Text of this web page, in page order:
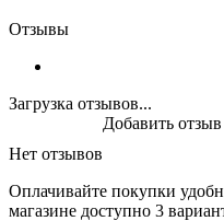
Отзывы
Загрузка отзывов...
Нет отзывов
Добавить отзыв
Оплачивайте покупки
магазине доступно 3